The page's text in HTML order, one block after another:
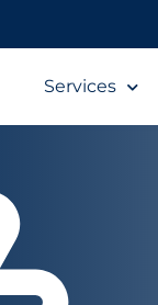
Services